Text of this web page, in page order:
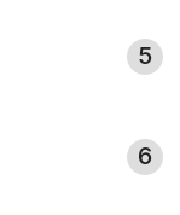
5
6